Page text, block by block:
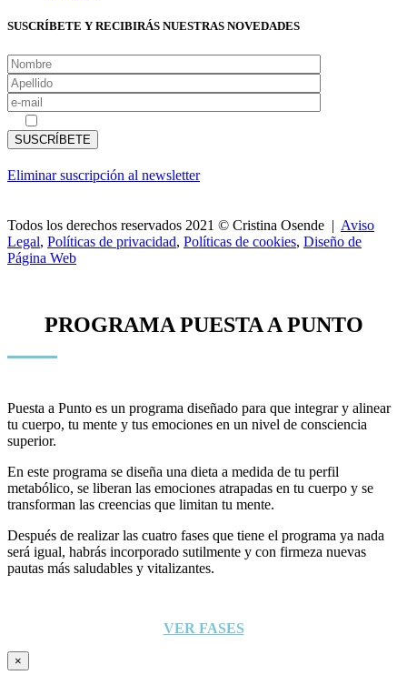
SUSCRÍBETE Y RECIBIRÁS NUESTRAS NOVEDADES
Eliminar suscripción al newsletter
Todos los derechos reservados 2021 © Cristina Osende | Aviso
Legal, Políticas de privacidad, Políticas de cookies, Diseño de
Página Web
PROGRAMA PUESTA A PUNTO
Puesta a Punto es un programa diseñado para que integrar y alinear
tu cuerpo, tu mente y tus emociones en un nivel de consciencia
superior.
En este programa se diseña una dieta a medida de tu perfil
metabólico, se liberan las emociones atrapadas en tu cuerpo y se
transforman las creencias que limitan tu mente.
Después de realizar las cuatro fases que tiene el programa ya nada
será igual, habrás incorporado sutilmente y con firmeza nuevas
pautas más saludables y vitalizantes.
VER FASES
×